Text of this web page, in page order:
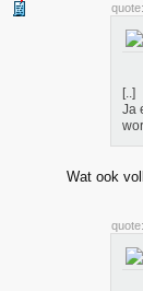
quote:
[..]
Ja
Wat ook
quote: